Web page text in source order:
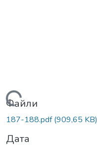
Файли
187-188.pdf(909,65 KB)
Дата